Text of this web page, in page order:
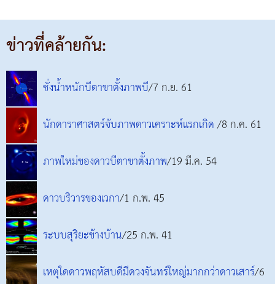
ข่าวที่คล้ายกัน:
ชั่งน้ำหนักบีตาขาตั้งภาพบี/7 ก.ย. 61
นักดาราศาสตร์จับภาพดาวเคราะห์แรกเกิด/8 ก.ค. 61
ภาพใหม่ของดาวบีตาขาตั้งภาพ/19 มี.ค. 54
ดาวบริวารของเวกา/1 ก.พ. 45
ระบบสุริยะข้างบ้าน/25 ก.พ. 41
เหตุใดดาวพฤหัสบดีมีดวงจันทร์ใหญ่มากกว่าดาวเสาร์/6